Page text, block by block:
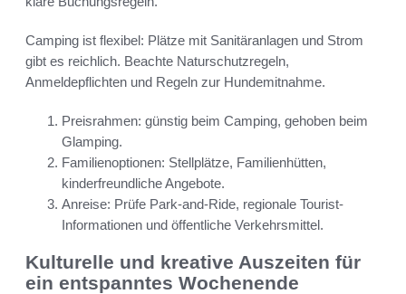
Camping ist flexibel: Plätze mit Sanitäranlagen und Strom
gibt es reichlich. Beachte Naturschutzregeln,
Anmeldepflichten und Regeln zur Hundemitnahme.
Preisrahmen: günstig beim Camping, gehoben beim
Glamping.
Familienoptionen: Stellplätze, Familienhütten,
kinderfreundliche Angebote.
Anreise: Prüfe Park-and-Ride, regionale Tourist-
Informationen und öffentliche Verkehrsmittel.
Kulturelle und kreative Auszeiten für
ein entspanntes Wochenende